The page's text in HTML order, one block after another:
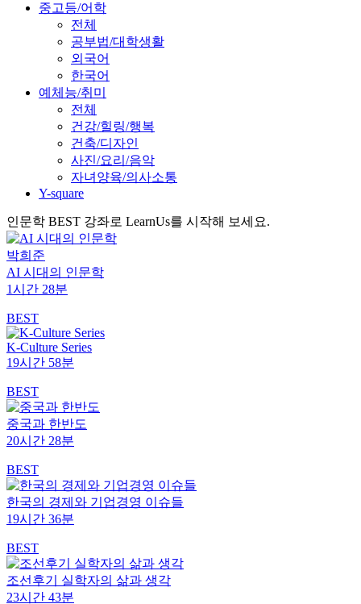
중고등/어학
전체
공부법/대학생활
외국어
한국어
예체능/취미
전체
건강/힐링/행복
건축/디자인
사진/요리/음악
자녀양육/의사소통
Y-square
인문학 BEST 강좌로 LearnUs를 시작해 보세요.
박희준
AI 시대의 인문학
1시간 28분
BEST
K-Culture Series
19시간 58분
BEST
중국과 한반도
20시간 28분
BEST
한국의 경제와 기업경영 이슈들
19시간 36분
BEST
조선후기 실학자의 삶과 생각
23시간 43분